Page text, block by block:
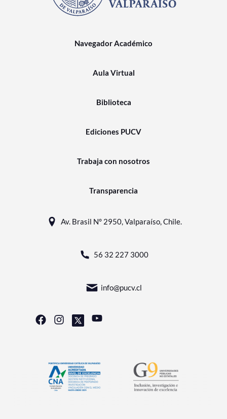
Navegador Académico
Aula Virtual
Biblioteca
Ediciones PUCV
Trabaja con nosotros
Transparencia
Av. Brasil N° 2950, Valparaíso, Chile.
56 32 227 3000
info@pucv.cl